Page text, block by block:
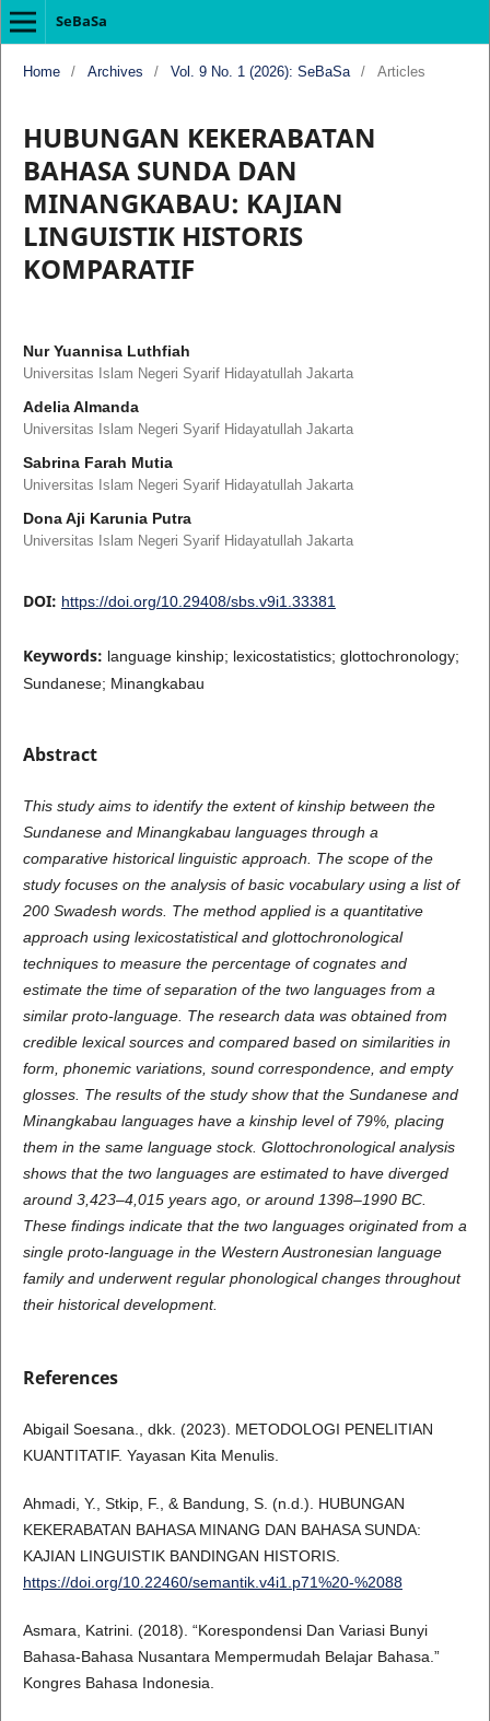
SeBaSa
Home / Archives / Vol. 9 No. 1 (2026): SeBaSa / Articles
HUBUNGAN KEKERABATAN
BAHASA SUNDA DAN
MINANGKABAU: KAJIAN
LINGUISTIK HISTORIS
KOMPARATIF
Nur Yuannisa Luthfiah
Universitas Islam Negeri Syarif Hidayatullah Jakarta
Adelia Almanda
Universitas Islam Negeri Syarif Hidayatullah Jakarta
Sabrina Farah Mutia
Universitas Islam Negeri Syarif Hidayatullah Jakarta
Dona Aji Karunia Putra
Universitas Islam Negeri Syarif Hidayatullah Jakarta
DOI: https://doi.org/10.29408/sbs.v9i1.33381
Keywords: language kinship; lexicostatistics; glottochronology;
Sundanese; Minangkabau
Abstract
This study aims to identify the extent of kinship between the
Sundanese and Minangkabau languages through a
comparative historical linguistic approach. The scope of the
study focuses on the analysis of basic vocabulary using a list of
200 Swadesh words. The method applied is a quantitative
approach using lexicostatistical and glottochronological
techniques to measure the percentage of cognates and
estimate the time of separation of the two languages from a
similar proto-language. The research data was obtained from
credible lexical sources and compared based on similarities in
form, phonemic variations, sound correspondence, and empty
glosses. The results of the study show that the Sundanese and
Minangkabau languages have a kinship level of 79%, placing
them in the same language stock. Glottochronological analysis
shows that the two languages are estimated to have diverged
around 3,423–4,015 years ago, or around 1398–1990 BC.
These findings indicate that the two languages originated from a
single proto-language in the Western Austronesian language
family and underwent regular phonological changes throughout
their historical development.
References
Abigail Soesana., dkk. (2023). METODOLOGI PENELITIAN
KUANTITATIF. Yayasan Kita Menulis.
Ahmadi, Y., Stkip, F., & Bandung, S. (n.d.). HUBUNGAN
KEKERABATAN BAHASA MINANG DAN BAHASA SUNDA:
KAJIAN LINGUISTIK BANDINGAN HISTORIS.
https://doi.org/10.22460/semantik.v4i1.p71%20-%2088
Asmara, Katrini. (2018). “Korespondensi Dan Variasi Bunyi
Bahasa-Bahasa Nusantara Mempermudah Belajar Bahasa.”
Kongres Bahasa Indonesia.